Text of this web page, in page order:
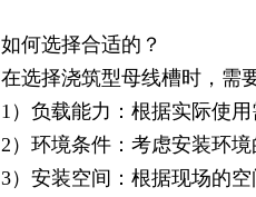
如何选择合适的？
在选择浇筑型母线槽时，需
1）负载能力：根据实际使
2）环境条件：考虑安装环
3）安装空间：根据现场的